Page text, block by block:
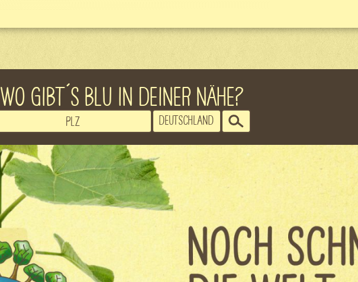
WO GIBT´S BLU IN DEINER NÄHE?